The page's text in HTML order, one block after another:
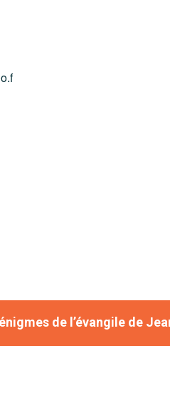
de l’évangile de